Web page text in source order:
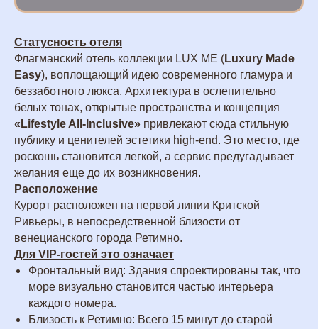
Статусность отеля
Флагманский отель коллекции LUX ME (Luxury Made
Easy), воплощающий идею современного гламура и
беззаботного люкса. Архитектура в ослепительно
белых тонах, открытые пространства и концепция
«Lifestyle All-Inclusive» привлекают сюда стильную
публику и ценителей эстетики high-end. Это место, где
роскошь становится легкой, а сервис предугадывает
желания еще до их возникновения.
Расположение
Курорт расположен на первой линии Критской
Ривьеры, в непосредственной близости от
венецианского города Ретимно.
Для VIP-гостей это означает
Фронтальный вид: Здания спроектированы так, что
море визуально становится частью интерьера
каждого номера.
Близость к Ретимно: Всего 15 минут до старой